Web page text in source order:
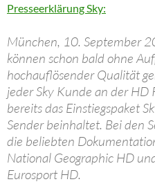
Presseerklärung Sky:
München, 10. September
können schon bald ohne
hochauflösender Qualität
jeder Sky Kunde an der
bereits das Einstiegspaket
Sender beinhaltet. Bei den
die beliebten
National Geographic HD
Eurosport HD.